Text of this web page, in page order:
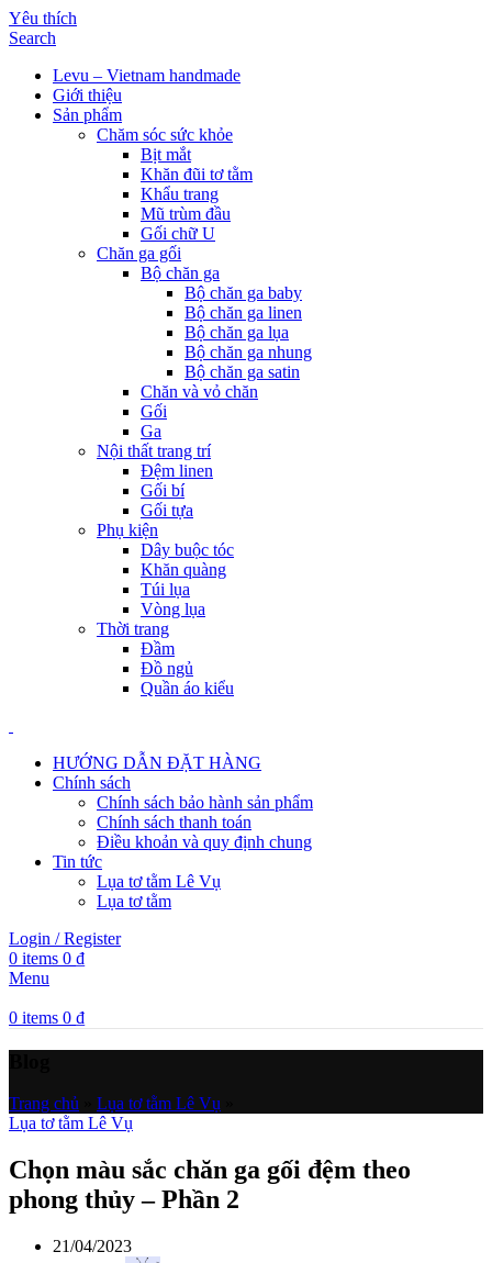
Yêu thích
Search
Levu – Vietnam handmade
Giới thiệu
Sản phẩm
Chăm sóc sức khỏe
Bịt mắt
Khăn đũi tơ tằm
Khẩu trang
Mũ trùm đầu
Gối chữ U
Chăn ga gối
Bộ chăn ga
Bộ chăn ga baby
Bộ chăn ga linen
Bộ chăn ga lụa
Bộ chăn ga nhung
Bộ chăn ga satin
Chăn và vỏ chăn
Gối
Ga
Nội thất trang trí
Đệm linen
Gối bí
Gối tựa
Phụ kiện
Dây buộc tóc
Khăn quàng
Túi lụa
Vòng lụa
Thời trang
Đầm
Đồ ngủ
Quần áo kiểu
HƯỚNG DẪN ĐẶT HÀNG
Chính sách
Chính sách bảo hành sản phẩm
Chính sách thanh toán
Điều khoản và quy định chung
Tin tức
Lụa tơ tằm Lê Vụ
Lụa tơ tằm
Login / Register
0 items 0 ₫
Menu
0 items 0 ₫
Trang chủ Lụa tơ tằm Lê Vụ
Lụa tơ tằm Lê Vụ
Chọn màu sắc chăn ga gối đệm theo
phong thủy – Phần 2
21/04/2023